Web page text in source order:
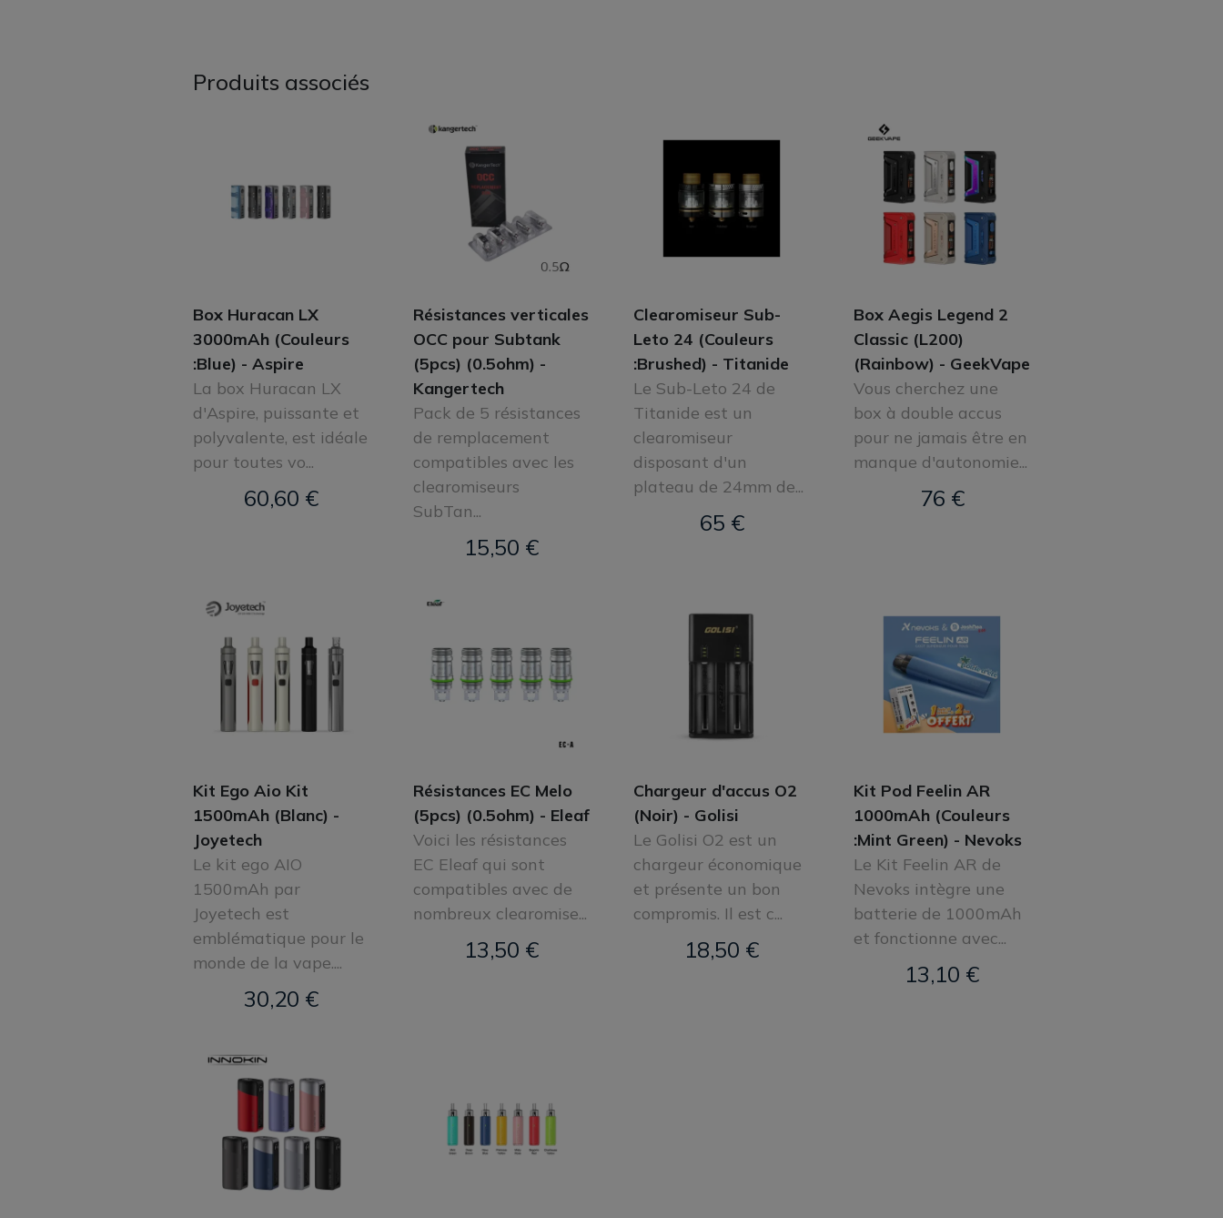
Produits associés
Box Huracan LX
3000mAh (Couleurs
:Blue) - Aspire
La box Huracan LX
d'Aspire, puissante et
polyvalente, est idéale
pour toutes vo...
60,60 €
Résistances verticales
OCC pour Subtank
(5pcs) (0.5ohm) -
Kangertech
Pack de 5 résistances
de remplacement
compatibles avec les
clearomiseurs
SubTan...
15,50 €
Clearomiseur Sub-
Leto 24 (Couleurs
:Brushed) - Titanide
Le Sub-Leto 24 de
Titanide est un
clearomiseur
disposant d'un
plateau de 24mm de...
65 €
Box Aegis Legend 2
Classic (L200)
(Rainbow) - GeekVape
Vous cherchez une
box à double accus
pour ne jamais être en
manque d'autonomie...
76 €
Kit Ego Aio Kit
1500mAh (Blanc) -
Joyetech
Le kit ego AIO
1500mAh par
Joyetech est
emblématique pour le
monde de la vape....
30,20 €
Résistances EC Melo
(5pcs) (0.5ohm) - Eleaf
Voici les résistances
EC Eleaf qui sont
compatibles avec de
nombreux clearomise...
13,50 €
Chargeur d'accus O2
(Noir) - Golisi
Le Golisi O2 est un
chargeur économique
et présente un bon
compromis. Il est c...
18,50 €
Kit Pod Feelin AR
1000mAh (Couleurs
:Mint Green) - Nevoks
Le Kit Feelin AR de
Nevoks intègre une
batterie de 1000mAh
et fonctionne avec...
13,10 €